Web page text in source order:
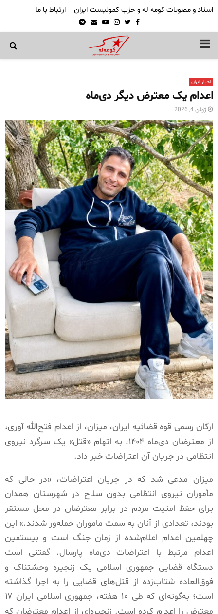
اسناد و مصوبات کومه له و حزب کمونیست ایران ارتباط با ما
Facebook
Twitter
Instagram
Youtube
Email
Telegram
PRIMARY
اخبار ایران
اعدام یک معترض دیگر دی‌ماه
ژوئن 4, 2026
ارگان رسمی قوه قضائیه ایران، میزان، از اعدام فتح‌الله آوری،
از معترضان دی‌ماه ۱۴۰۴، به اتهام «قتل» یک سرگرد نیروی
انتظامی در جریان آن اعتراضات خبر داد.
میزان مدعی شد که در جریان اعتراضات، «در حالی که
مأموران نیروی انتظامی بدون سلاح در شهرستان همدان
برای حفظ امنیت مردم در برابر معترضان در محل مستقر
بودند، تعدادی از آنان به سمت ماموران حمله‌ور شدند.» این
چهلمین اعدام اعلام‌شده از زمان جنگ است و بیستمین
اعدام مرتبط با اعتراضات دی‌ماه پارسال. گفتنی است
دستگاه قضایی جمهوری اسلامی یک زنجیره وحشتناک و
فوق‌العاده شتاب‌زده از قتل‌های قضایی را به اجرا گذاشته
است؛ به‌گونه‌ای که طی ۱۰ هفته، جمهوری اسلامی ایران ۱۷
معترض را اعدام کرده است. زنجیره‌ای از اعدام معترضان که